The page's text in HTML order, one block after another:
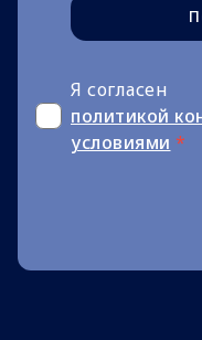
Я согласен
политикой
условиями *